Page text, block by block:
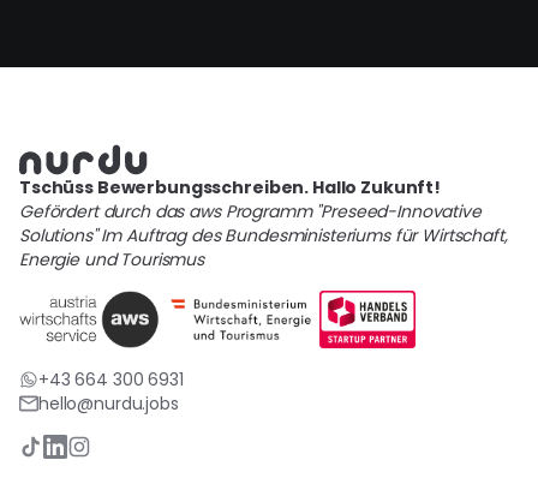
Tschüss Bewerbungsschreiben. Hallo Zukunft!
Gefördert durch das aws Programm "Preseed-Innovative
Solutions" Im Auftrag des Bundesministeriums für Wirtschaft,
Energie und Tourismus
+43 664 300 6931
hello@nurdu.jobs